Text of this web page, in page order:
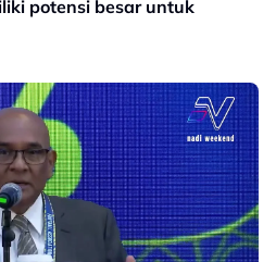
potensi besar untuk